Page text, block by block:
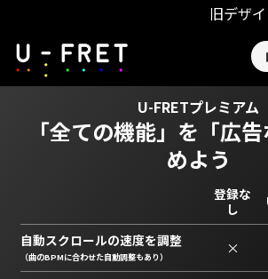
旧デザ
U-FRETプレミアム
「全ての機能」を 「広
めよう
登録な
し
自動スクロールの速度を調整
（曲のBPMに合わせた自動調整もあり） ×